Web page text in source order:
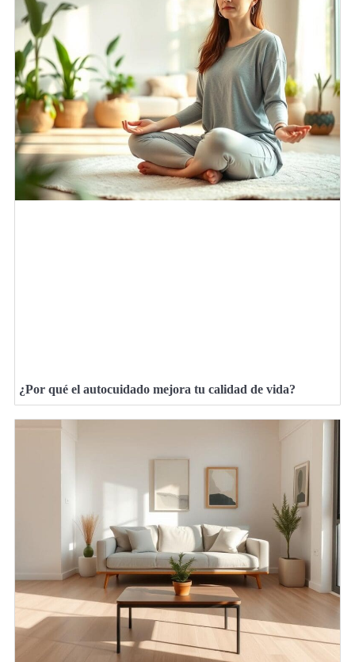
¿Por qué el autocuidado mejora tu calidad de vida?